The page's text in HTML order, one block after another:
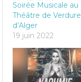
Soirée Musicale au
Théâtre de Verdure
d’Alger
19 juin 2022